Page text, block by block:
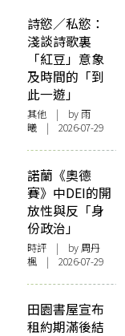
詩慾／私慾：
淺談詩歌裏
「紅豆」意象
及時間的「到
此一遊」
其他 | by 雨
曦 | 2026-07-29
諾蘭《奧德
賽》中DEI的開
放性與反「身
份政治」
時評 | by周丹
楓 | 2026-07-29
田園書屋宣布
租約期滿後結